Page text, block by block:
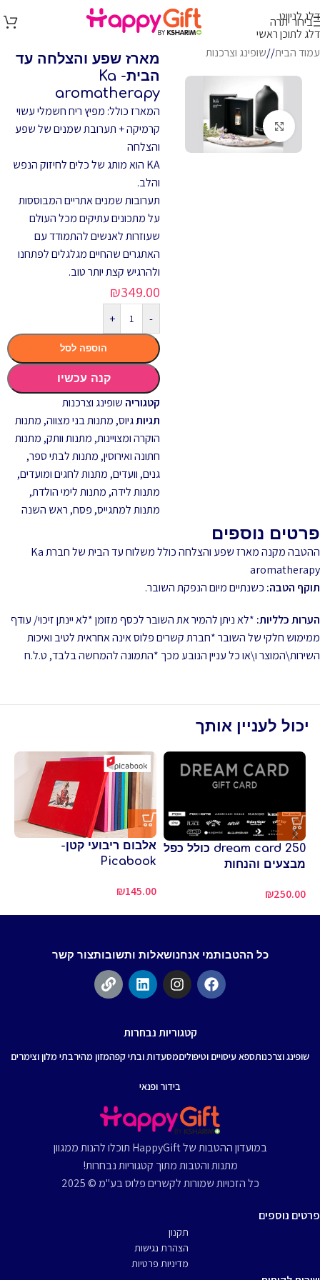
דלג לניווט
דלג לתוכן ראשי
בירור יתרה
עמוד הבית/ שופינג וצרכנות
לחץ להגדלה
מארז שפע והצלחה עד
הבית- Ka
aromatherapy
המארז כולל: מפיץ ריח חשמלי עשוי
קרמיקה + תערובת שמנים של שפע
והצלחה
KA הוא מותג של כלים לחיזוק הנפש
והלב.
תערובות שמנים אתריים המבוססות
על מתכונים עתיקים מכל העולם
שעוזרות לאנשים להתמודד עם
האתגרים שהחיים מגלגלים לפתחנו
ולהרגיש קצת יותר טוב.
₪349.00
-
+
הוספה לסל
קנה עכשיו
קטגוריה שופינג וצרכנות
תגיותגיוס, מתנות בני מצווה, מתנות
הוקרה ומצויינות, מתנות וותק, מתנות
חתונה ואירוסין, מתנות לבתי ספר,
גנים, וועדים, מתנות לחגים ומועדים,
מתנות לידה, מתנות לימי הולדת,
מתנות למתגייס, פסח, ראש השנה
פרטים נוספים
ההטבה מקנה מארז שפע והצלחה כולל משלוח עד הבית של חברת Ka
aromatherapy
תוקף הטבה: כשנתיים מיום הנפקת השובר.
הערות כלליות: *לא ניתן להמיר את השובר לכסף מזומן *לא יינתן זיכוי/ עודף
ממימוש חלקי של השובר *חברת קשרים פלוס אינה אחראית לטיב ואיכות
השירות\המוצר ו\או כל עניין הנובע מכך *התמונה להמחשה בלבד, ט.ל.ח
יכול לעניין אותך
dream card 250 כולל כפל
מבצעים והנחות
₪250.00
אלבום ריבועי קטן-
Picabook
₪145.00
כל ההטבותמי אנחנושאלות ותשובותצור קשר
קטגוריות נבחרות
שופינג וצרכנותספא עיסויים וטיפוליםמסעדות ובתי קפהמזון מהירבתי מלון וצימרים
בידור ופנאי
במועדון ההטבות של HappyGift תוכלו להנות ממגוון
מתנות והטבות מתוך קטגוריות נבחרות!
כל הזכויות שמורות לקשרים פלוס בע"מ © 2025
פרטים נוספים
תקנון
הצהרת נגישות
מדיניות פרטיות